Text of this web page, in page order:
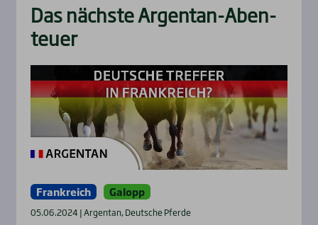
Das nächs­te Argen­tan-Aben­
teu­er
Frankreich Galopp
05.06.2024 | Argentan, Deutsche Pferde